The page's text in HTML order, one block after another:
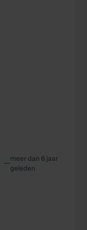
—meer dan 6 jaar
geleden